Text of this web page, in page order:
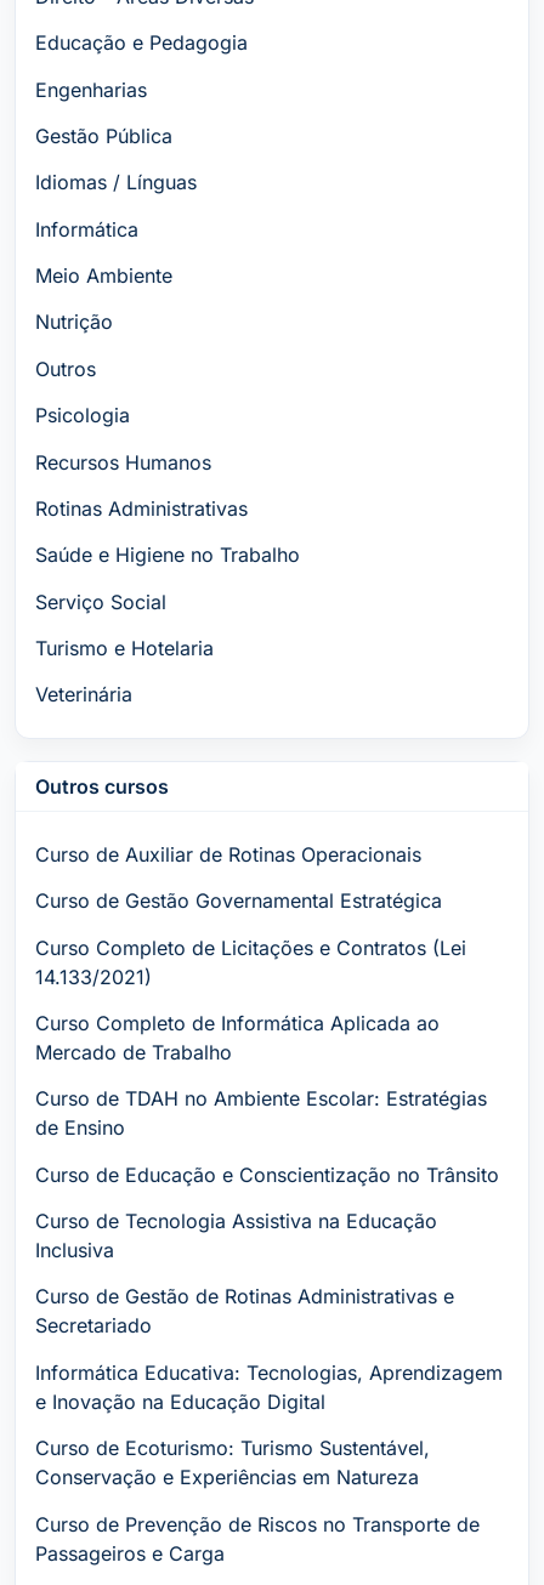
Educação e Pedagogia
Engenharias
Gestão Pública
Idiomas / Línguas
Informática
Meio Ambiente
Nutrição
Outros
Psicologia
Recursos Humanos
Rotinas Administrativas
Saúde e Higiene no Trabalho
Serviço Social
Turismo e Hotelaria
Veterinária
Outros cursos
Curso de Auxiliar de Rotinas Operacionais
Curso de Gestão Governamental Estratégica
Curso Completo de Licitações e Contratos (Lei
14.133/2021)
Curso Completo de Informática Aplicada ao
Mercado de Trabalho
Curso de TDAH no Ambiente Escolar: Estratégias
de Ensino
Curso de Educação e Conscientização no Trânsito
Curso de Tecnologia Assistiva na Educação
Inclusiva
Curso de Gestão de Rotinas Administrativas e
Secretariado
Informática Educativa: Tecnologias, Aprendizagem
e Inovação na Educação Digital
Curso de Ecoturismo: Turismo Sustentável,
Conservação e Experiências em Natureza
Curso de Prevenção de Riscos no Transporte de
Passageiros e Carga